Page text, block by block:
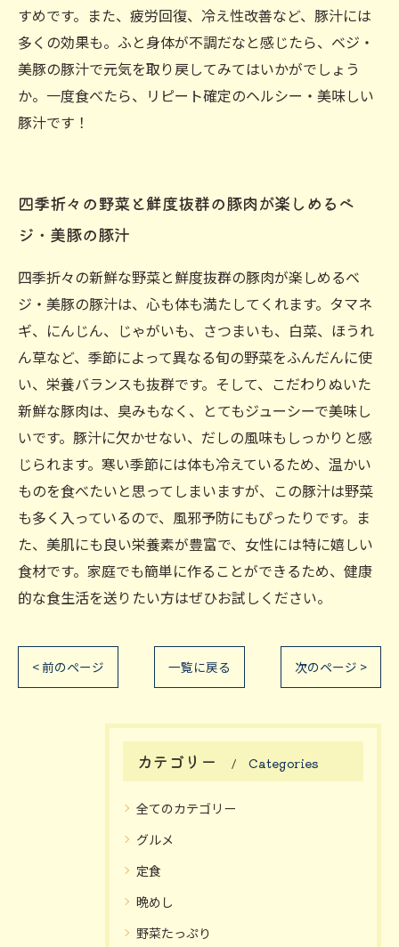
すめです。また、疲労回復、冷え性改善など、豚汁には
多くの効果も。ふと身体が不調だなと感じたら、ベジ・
美豚の豚汁で元気を取り戻してみてはいかがでしょう
か。一度食べたら、リピート確定のヘルシー・美味しい
豚汁です！
四季折々の野菜と鮮度抜群の豚肉が楽しめるベ
ジ・美豚の豚汁
四季折々の新鮮な野菜と鮮度抜群の豚肉が楽しめるベ
ジ・美豚の豚汁は、心も体も満たしてくれます。タマネ
ギ、にんじん、じゃがいも、さつまいも、白菜、ほうれ
ん草など、季節によって異なる旬の野菜をふんだんに使
い、栄養バランスも抜群です。そして、こだわりぬいた
新鮮な豚肉は、臭みもなく、とてもジューシーで美味し
いです。豚汁に欠かせない、だしの風味もしっかりと感
じられます。寒い季節には体も冷えているため、温かい
ものを食べたいと思ってしまいますが、この豚汁は野菜
も多く入っているので、風邪予防にもぴったりです。ま
た、美肌にも良い栄養素が豊富で、女性には特に嬉しい
食材です。家庭でも簡単に作ることができるため、健康
的な食生活を送りたい方はぜひお試しください。
< 前のページ 一覧に戻る 次のページ >
カテゴリー Categories
全てのカテゴリー
グルメ
定食
晩めし
野菜たっぷり